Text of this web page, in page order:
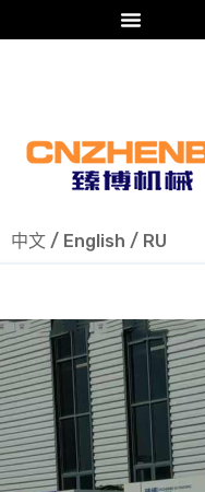
中文 / English / RU